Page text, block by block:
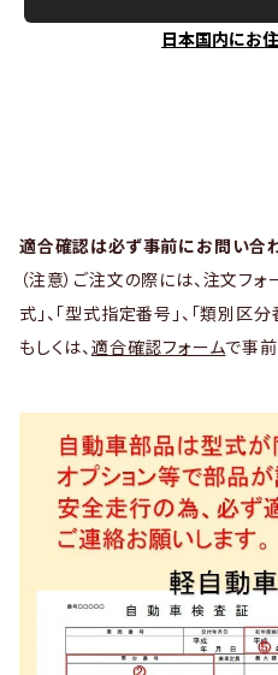
日本国内にお
適合確認は必ず事前にお問い合
（注意）ご注文の際には、注文フォ
式」、「型式指定番号」、「類別区
もしくは、 適合確認フォームで事